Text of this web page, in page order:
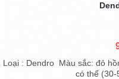
Loại : Dendro Màu sắc: đỏ
có thể (30-